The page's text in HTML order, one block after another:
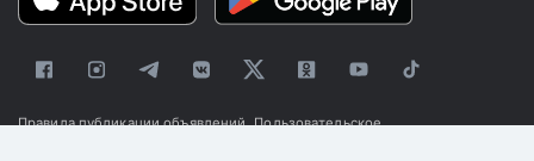
Правила публикации объявлений Пользовательское